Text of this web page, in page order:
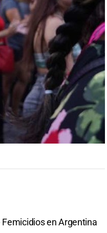
en Argentina